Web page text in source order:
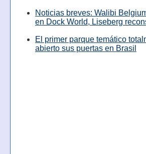
Noticias breves: Walibi
en Dock World, Liseberg
El primer parque temático
abierto sus puertas en Brasil